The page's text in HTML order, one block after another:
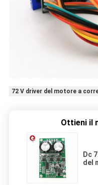
72 V driver del motore a
Ottieni il
Dc
del